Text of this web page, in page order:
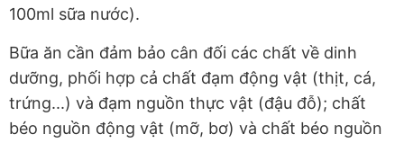
100ml sữa nước).
Bữa ăn cần đảm bảo cân đối các chất về dinh
dưỡng, phối hợp cả chất đạm động vật (thịt, cá,
trứng...) và đạm nguồn thực vật (đậu đỗ); chất
béo nguồn động vật (mỡ, bơ) và chất béo nguồn